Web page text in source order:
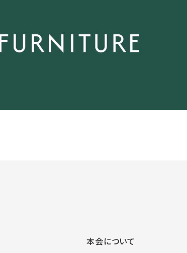
本会について